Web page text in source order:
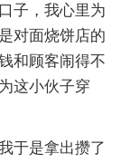
子，我心里为
对面烧饼店的
和顾客闹得不
这小伙子穿
于是拿出攒了